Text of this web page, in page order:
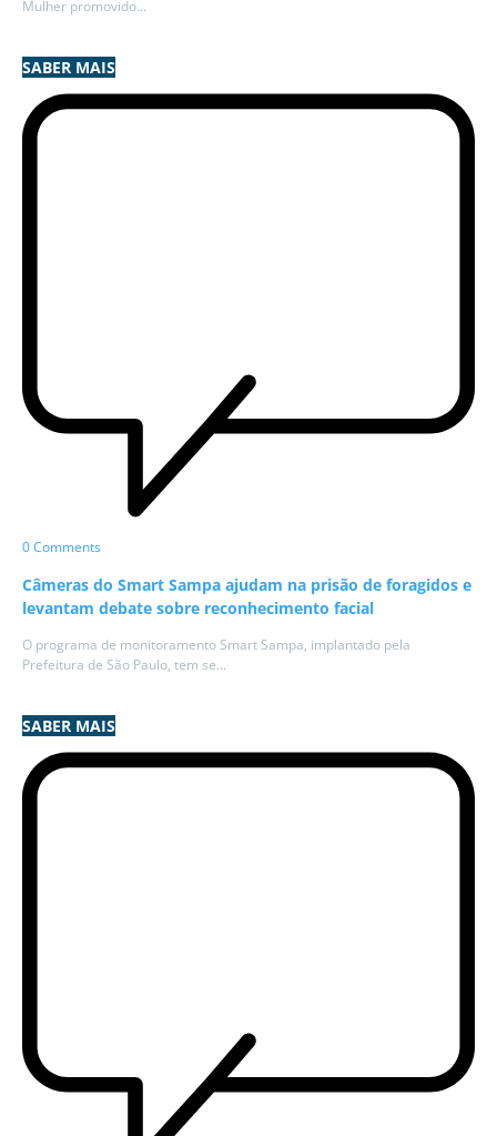
Mulher promovido...
SABER MAIS
0 Comments
Câmeras do Smart Sampa ajudam na prisão de foragidos e
levantam debate sobre reconhecimento facial
O programa de monitoramento Smart Sampa, implantado pela
Prefeitura de São Paulo, tem se...
SABER MAIS